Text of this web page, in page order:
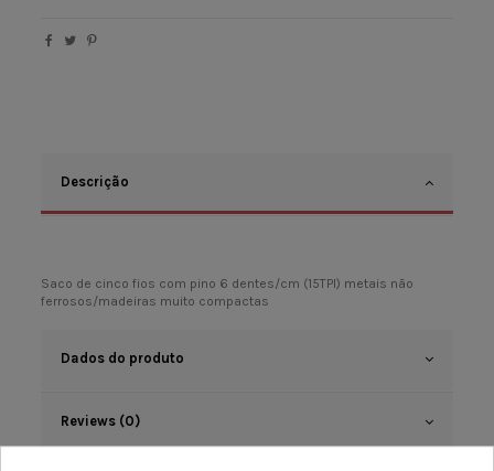
Descrição
Saco de cinco fios com pino 6 dentes/cm (15TPI) metais não
ferrosos/madeiras muito compactas
Dados do produto
Reviews (0)